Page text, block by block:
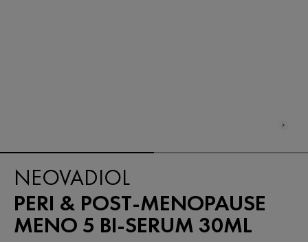
NEOVADIOL
PERI & POST-MENOPAUSE
MENO 5 BI-SERUM 30ML